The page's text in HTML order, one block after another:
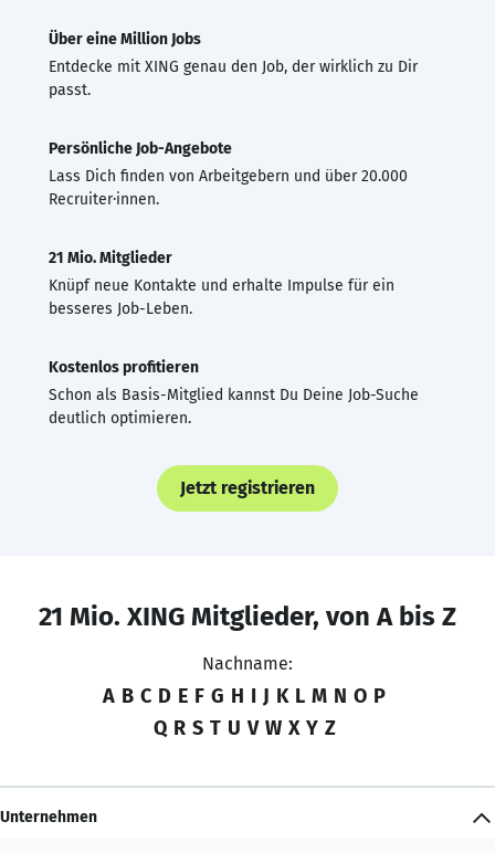
Über eine Million Jobs
Entdecke mit XING genau den Job, der wirklich zu Dir
passt.
Persönliche Job-Angebote
Lass Dich finden von Arbeitgebern und über 20.000
Recruiter·innen.
21 Mio. Mitglieder
Knüpf neue Kontakte und erhalte Impulse für ein
besseres Job-Leben.
Kostenlos profitieren
Schon als Basis-Mitglied kannst Du Deine Job-Suche
deutlich optimieren.
Jetzt registrieren
21 Mio. XING Mitglieder, von A bis Z
Nachname:
A B C D E F G H I J K L M N O P
Q R S T U V W X Y Z
Unternehmen